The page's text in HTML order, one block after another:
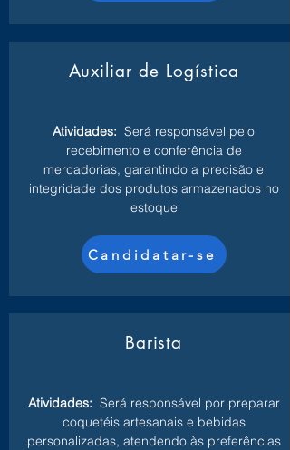
Auxiliar de Logística
Atividades: Será responsável pelo
recebimento e conferência de
mercadorias, garantindo a precisão e
integridade dos produtos armazenados no
estoque
Candidatar-se
Barista
Atividades: Será responsável por preparar
coquetéis artesanais e bebidas
personalizadas, atendendo às preferências